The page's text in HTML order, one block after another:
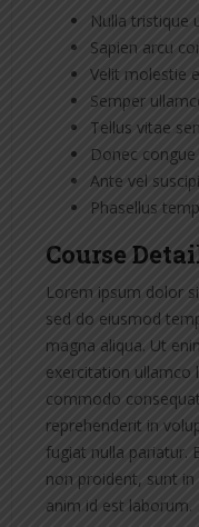
Nulla tristique
Sapien arcu
Velit molestie
Semper
Tellus vitae
Donec
Ante vel
Phasellus
Course
Lorem ipsum dolor
sed do eiusmod
magna aliqua. Ut
exercitation ullamco
commodo
reprehenderit in
fugiat nulla pariatur.
non proident, sunt
anim id est laborum.